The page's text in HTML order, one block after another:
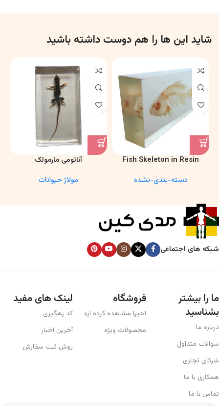
شاید این ها را هم دوست داشته باشید
Fish Skeleton in Resin
Anatomy Specimen
دسته-بندی-نشده
آناتومی مارمولک
مولاژ حیوانات
شبکه های اجتماعی
ما را بیشتر
بشناسید
درباره ما
سوالات متداول
شرکای تجاری
همکاری با ما
تماس با ما
فروشگاه
اخیرا مشاهده کرده اید
محصولات ویژه
لینک های مفید
کد رهگیری
آخرین اخبار
روش ثبت سفارش